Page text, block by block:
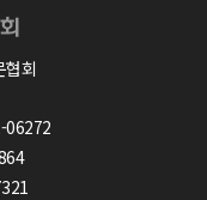
협회
06272